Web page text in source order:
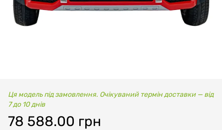
Ця модель під замовлення. Очікуваний термін доставки — від
7 до 10 днів
78 588.00 грн